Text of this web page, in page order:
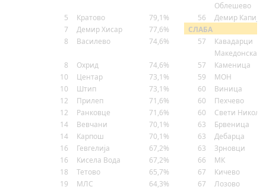
Облешево
5
Кратово 79,1% 56
Демир Капија
7
Демир Хисар 77,6%
СЛАБА
8
Василево 74,6% 57 Кавадарци
8 Охрид 74,6% 57
Македонска
Каменица
10
Центар 73,1% 59
МОН
10
Штип 73,1% 60
Виница
12
Прилеп 71,6% 60
Пехчево
12
Ранковце 71,6% 60
Свети Николе
14
Вевчани 70,1% 63
Брвеница
14
Карпош 70,1% 63
Дебарца
16
Гевгелија 67,2% 63
Зрновци
16
Кисела Вода 67,2% 66
МК
18
Тетово 65,7% 67
Кичево
19
МЛС 64,3% 67
Лозово